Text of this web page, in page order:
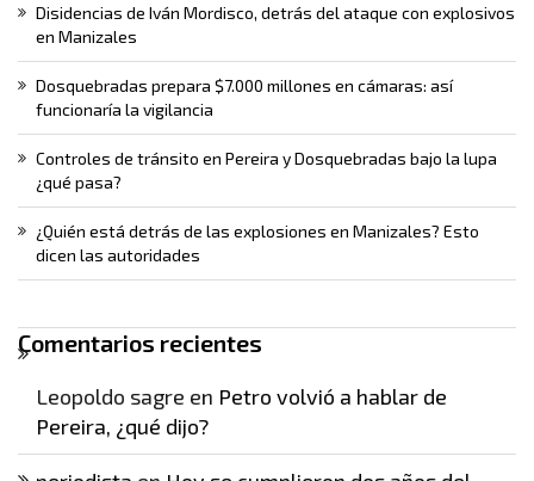
Disidencias de Iván Mordisco, detrás del ataque con explosivos
en Manizales
Dosquebradas prepara $7.000 millones en cámaras: así
funcionaría la vigilancia
Controles de tránsito en Pereira y Dosquebradas bajo la lupa
¿qué pasa?
¿Quién está detrás de las explosiones en Manizales? Esto
dicen las autoridades
Comentarios recientes
Leopoldo sagre en Petro volvió a hablar de
Pereira, ¿qué dijo?